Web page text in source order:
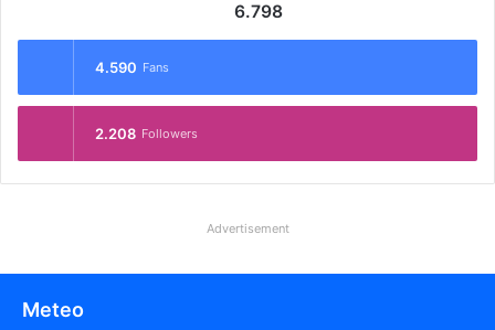
6.798
4.590 Fans
2.208 Followers
Advertisement
Meteo